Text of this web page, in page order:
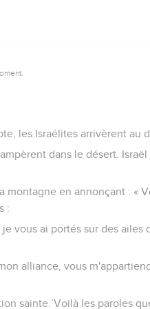
les Israélites arrivèrent au
dans le désert.
en annonçant : «
:
vous ai portés sur des ailes
alliance, vous
sainte.’Voilà les paroles